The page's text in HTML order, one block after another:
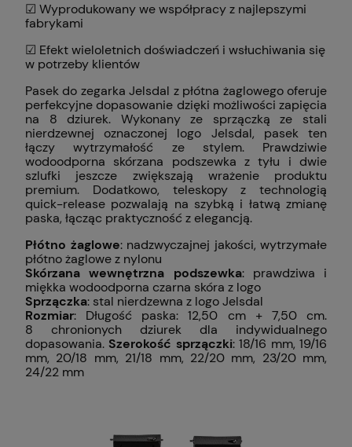
☑ Wyprodukowany we współpracy z najlepszymi
fabrykami
☑ Efekt wieloletnich doświadczeń i wsłuchiwania się
w potrzeby klientów
Pasek do zegarka Jelsdal z płótna żaglowego oferuje
perfekcyjne dopasowanie dzięki możliwości zapięcia
na 8 dziurek. Wykonany ze sprzączką ze stali
nierdzewnej oznaczonej logo Jelsdal, pasek ten
łączy wytrzymałość ze stylem. Prawdziwie
wodoodporna skórzana podszewka z tyłu i dwie
szlufki jeszcze zwiększają wrażenie produktu
premium. Dodatkowo, teleskopy z technologią
quick-release pozwalają na szybką i łatwą zmianę
paska, łącząc praktyczność z elegancją.
Płótno żaglowe: nadzwyczajnej jakości, wytrzymałe
płótno żaglowe z nylonu
Skórzana wewnętrzna podszewka: prawdziwa i
miękka wodoodporna czarna skóra z logo
Sprzączka: stal nierdzewna z logo Jelsdal
Rozmiar: Długość paska: 12,50 cm + 7,50 cm.
8 chronionych dziurek dla indywidualnego
dopasowania. Szerokość sprzączki: 18/16 mm, 19/16
mm, 20/18 mm, 21/18 mm, 22/20 mm, 23/20 mm,
24/22 mm